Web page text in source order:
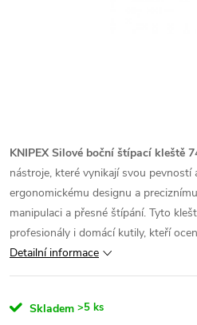
KNIPEX Silové boční štípací kleště
nástroje, které vynikají svou pevností
ergonomickému designu a
manipulaci a přesné štípání. Tyto
profesionály i domácí kutily, kteří
Detailní informace
Skladem >5 ks